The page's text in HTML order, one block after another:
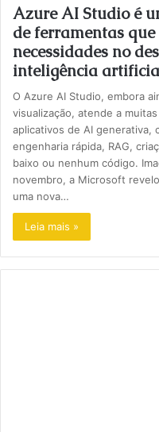
Azure AI Studio é
de ferramentas
necessidades no
inteligência
O Azure AI Studio, embora
visualização, atende a
aplicativos de AI generativa,
engenharia rápida, RAG,
baixo ou nenhum código.
novembro, a Microsoft
uma nova…
Leia mais »